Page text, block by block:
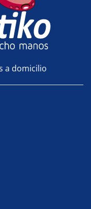
a domicilio